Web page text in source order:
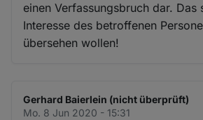
einen Verfassungsbruch dar. Das
Interesse des betroffenen
übersehen wollen!
Gerhard Baierlein (nicht überprüft)
Mo. 8 Jun 2020 - 15:31